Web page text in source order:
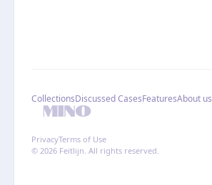
CollectionsDiscussed CasesFeaturesAbout us
PrivacyTerms of Use
© 2026 Feitlijn. All rights reserved.